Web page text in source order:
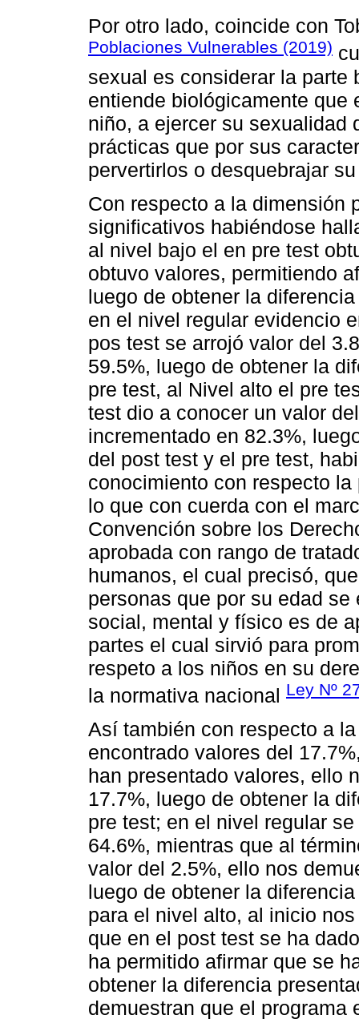
Por otro lado, coincide con
Poblaciones Vulnerables (2019)
sexual es considerar la
entiende biológicamente que
niño, a ejercer su sexualidad
prácticas que por sus
pervertirlos o desquebrajar
Con respecto a la dimensión
significativos habiéndose
al nivel bajo el en pre test
obtuvo valores, permitiendo
luego de obtener la
en el nivel regular evidencio
pos test se arrojó valor del
59.5%, luego de obtener la
pre test, al Nivel alto el pre
test dio a conocer un valor
incrementado en 82.3%,
del post test y el pre test,
conocimiento con respecto
lo que con cuerda con el
Convención sobre los
aprobada con rango de
humanos, el cual precisó,
personas que por su edad
social, mental y físico es de
partes el cual sirvió para
respeto a los niños en su
la normativa nacional Ley Nº
Así también con respecto a
encontrado valores del
han presentado valores, ello
17.7%, luego de obtener la
pre test; en el nivel regular
64.6%, mientras que al
valor del 2.5%, ello nos
luego de obtener la
para el nivel alto, al inicio
que en el post test se ha
ha permitido afirmar que se
obtener la diferencia
demuestran que el